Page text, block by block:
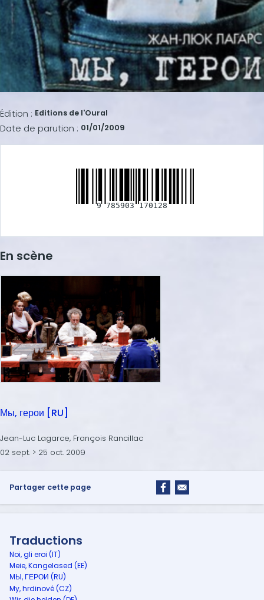
Édition : Editions de l'Oural
Date de parution : 01/01/2009
9 785903 170128
En scène
Мы, герои [RU]
Jean-Luc Lagarce, François Rancillac
02 sept. > 25 oct. 2009
Partager cette page
Traductions
Noi, gli eroi (IT)
Meie, Kangelased (EE)
МЫ, ГЕРОИ (RU)
My, hrdinové (CZ)